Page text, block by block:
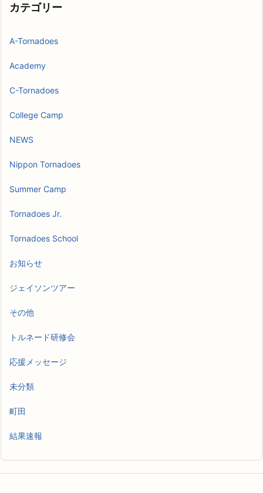
カテゴリー
A-Tornadoes
Academy
C-Tornadoes
College Camp
NEWS
Nippon Tornadoes
Summer Camp
Tornadoes Jr.
Tornadoes School
お知らせ
ジェイソンツアー
その他
トルネード研修会
応援メッセージ
未分類
町田
結果速報